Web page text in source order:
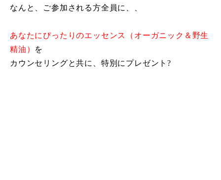
なんと、ご参加される方全員に、、
あなたにぴったりのエッセンス（オーガニック＆野生
精油） を
カウンセリングと共に、特別にプレゼント?